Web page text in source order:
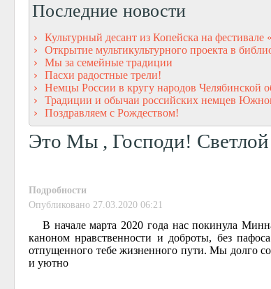
Последние новости
Культурный десант из Копейска на
Открытие мультикультурного проекта в
Мы за семейные традиции
Пасхи радостные трели!
Немцы России в кругу народов Челябинской
Традиции и обычаи российских немцев
Поздравляем с Рождеством!
Это Мы , Господи!
Подробности
Опубликовано 27.03.2020 06:21
В начале марта 2020 года нас покинула
каноном нравственности и доброты, без
отпущенного тебе жизненного пути. Мы долго
и уютно